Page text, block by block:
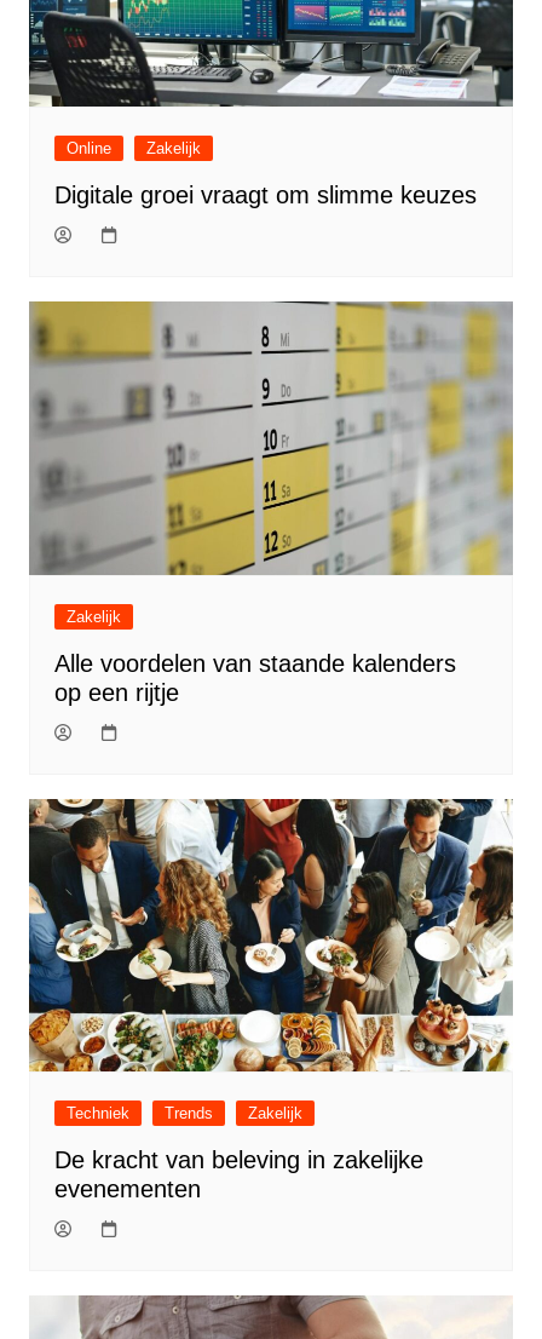
Online Zakelijk
Digitale groei vraagt om slimme keuzes
Zakelijk
Alle voordelen van staande kalenders
op een rijtje
Techniek Trends Zakelijk
De kracht van beleving in zakelijke
evenementen